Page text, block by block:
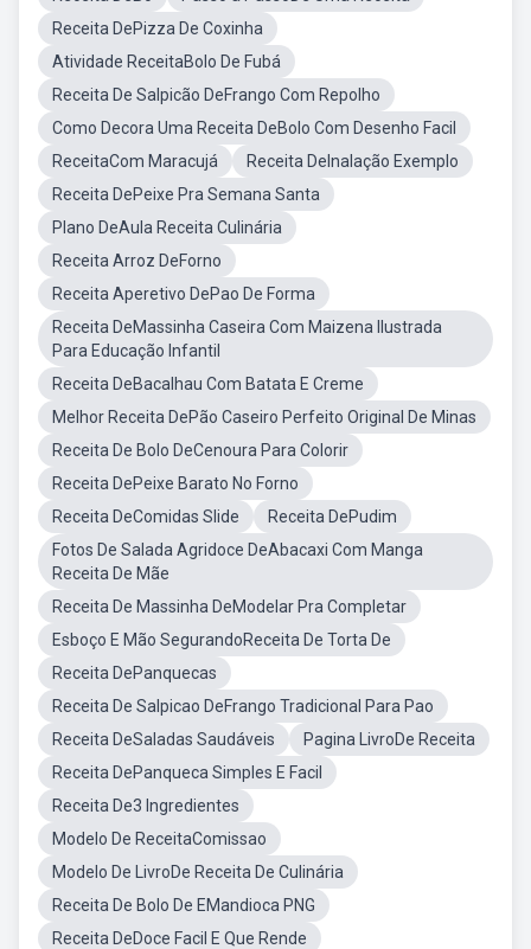
Receita DePizza De Coxinha
Atividade ReceitaBolo De Fubá
Receita De Salpicão DeFrango Com Repolho
Como Decora Uma Receita DeBolo Com Desenho Facil
ReceitaCom Maracujá
Receita DeInalação Exemplo
Receita DePeixe Pra Semana Santa
Plano DeAula Receita Culinária
Receita Arroz DeForno
Receita Aperetivo DePao De Forma
Receita DeMassinha Caseira Com Maizena Ilustrada
Para Educação Infantil
Receita DeBacalhau Com Batata E Creme
Melhor Receita DePão Caseiro Perfeito Original De Minas
Receita De Bolo DeCenoura Para Colorir
Receita DePeixe Barato No Forno
Receita DeComidas Slide
Receita DePudim
Fotos De Salada Agridoce DeAbacaxi Com Manga
Receita De Mãe
Receita De Massinha DeModelar Pra Completar
Esboço E Mão SegurandoReceita De Torta De
Receita DePanquecas
Receita De Salpicao DeFrango Tradicional Para Pao
Receita DeSaladas Saudáveis
Pagina LivroDe Receita
Receita DePanqueca Simples E Facil
Receita De3 Ingredientes
Modelo De ReceitaComissao
Modelo De LivroDe Receita De Culinária
Receita De Bolo De EMandioca PNG
Receita DeDoce Facil E Que Rende